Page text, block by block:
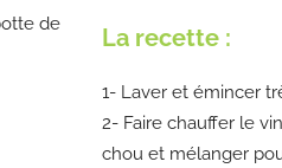
de
La recette :
1- Laver et émincer
2- Faire chauffer le
chou et mélanger